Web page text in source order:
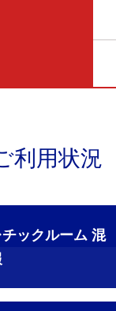
利用状況
ックルーム 混